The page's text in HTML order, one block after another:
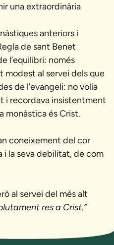
una extraordinària
anteriors i
de sant Benet
l’equilibri: només
modest al servei dels que
de l’evangeli: no volia
i recordava insistentment
monàstica és Crist.
coneixement del cor
i la seva debilitat, de com
al servei del més alt
res a Crist.”